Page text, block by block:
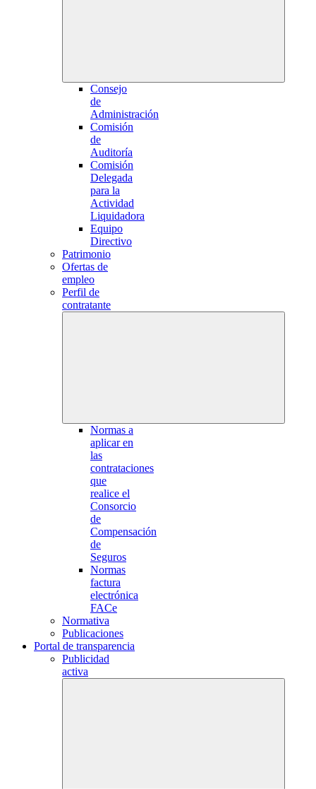
Consejo
de
Administración
Comisión
de
Auditoría
Comisión
Delegada
para la
Actividad
Liquidadora
Equipo
Directivo
Patrimonio
Ofertas de
empleo
Perfil de
contratante
Normas a
aplicar en
las
contrataciones
que
realice el
Consorcio
de
Compensación
de
Seguros
Normas
factura
electrónica
FACe
Normativa
Publicaciones
Portal de transparencia
Publicidad
activa